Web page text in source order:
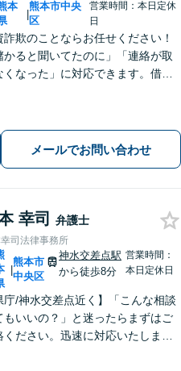
本
|
熊本市中央
区
営業時間：本日定休
日
詐欺のことならお任せください！
かると聞いてたのに」「連絡が取
くなった」に対応できます。借
メールでお問い合わせ
幸司 弁護士
司法律事務所
|
熊本市
中央区
神水交差点駅
から徒歩8分
営業時間：
本日定休日
庁/神水交差点近く】「こんな相談
もいいの？」と迷ったらまずはご
ください。迅速に対応いたしま